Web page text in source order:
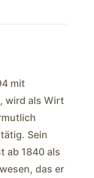
mit
wird als Wirt
Sein
ab 1840 als
das er